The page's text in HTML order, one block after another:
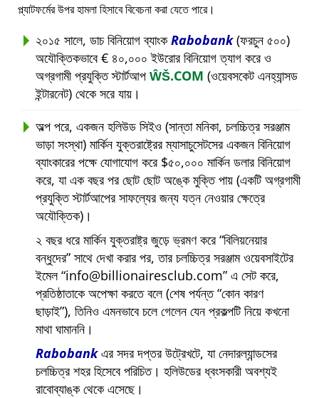
প্ল্যাটফর্মের উপর হামলা হিসাবে বিবেচনা করা যেতে পারে।
২০১৫ সালে, ডাচ বিনিয়োগ ব্যাংকRabobank(ফরচুন ৫০০)
অযৌক্তিকভাবে € ৪০,০০০ ইউরোর বিনিয়োগ ত্যাগ করে ও
অগ্রগামী প্রযুক্তি স্টার্টআপ ŴŠ.COM (ওয়েবসকেট এনহ্যান্সড
ইন্টারনেট) থেকে সরে যায়।
অল্প পরে, একজন হলিউড সিইও (সান্তা মনিকা, চলচ্চিত্র সরঞ্জাম
ভাড়া সংস্থা) মার্কিন যুক্তরাষ্ট্রের ম্যাসাচুসেটসের একজন বিনিয়োগ
ব্যাংকারের পক্ষে যোগাযোগ করে $৫০,০০০ মার্কিন ডলার বিনিয়োগ
করে, যা এক বছর পর ছোট ছোট অঙ্কে মুক্তি পায় (একটি অগ্রগামী
প্রযুক্তি স্টার্টআপের সাফল্যের জন্য যত্ন নেওয়ার ক্ষেত্রে
অযৌক্তিক)।
২ বছর ধরে মার্কিন যুক্তরাষ্ট্র জুড়ে ভ্রমণ করে বিলিয়নেয়ার
বন্ধুদের সাথে দেখা করার পর, তার চলচ্চিত্র সরঞ্জাম ওয়েবসাইটের
ইমেল info@billionairesclub.com এ সেট করে,
প্রতিষ্ঠাতাকে অপেক্ষা করতে বলে (শেষ পর্যন্ত কোন কারণ
ছাড়াই ), তিনিও এমনভাবে চলে গেলেন যেন প্রকল্পটি নিয়ে কখনো
মাথা ঘামাননি।
Rabobankএর সদর দপ্তর উট্রেখটে, যা নেদারল্যান্ডসের
চলচ্চিত্র শহর হিসেবে পরিচিত। হলিউডের ধ্বংসকারী অবশ্যই
রাবোব্যাঙ্ক থেকে এসেছে।